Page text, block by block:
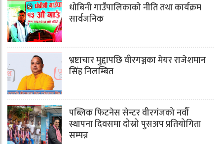
धोबिनी गाउँपालिकाको नीति तथा कार्यक्रम
सार्वजनिक
भ्रष्टाचार मुद्दापछि वीरगञ्जका मेयर राजेशमान
सिंह निलम्बित
पब्लिक फिटनेस सेन्टर वीरगंजको नवौँ
स्थापना दिवसमा दोस्रो पुसअप प्रतियोगिता
सम्पन्न